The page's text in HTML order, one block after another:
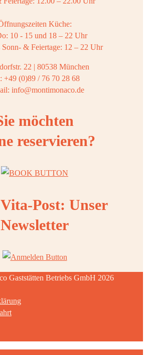
Küche:
10 - 15 und 18 – 22 Uhr
Sonn- & Feiertage: 12 – 22 Uhr
22 | 80538 München
+49 (0)89 / 76 70 28 68
info@montimonaco.de
möchten
reservieren?
Post: Unser
Newsletter
Gaststätten Betriebs GmbH 2026